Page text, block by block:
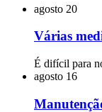
agosto 20
Várias
É difícil para
agosto 16